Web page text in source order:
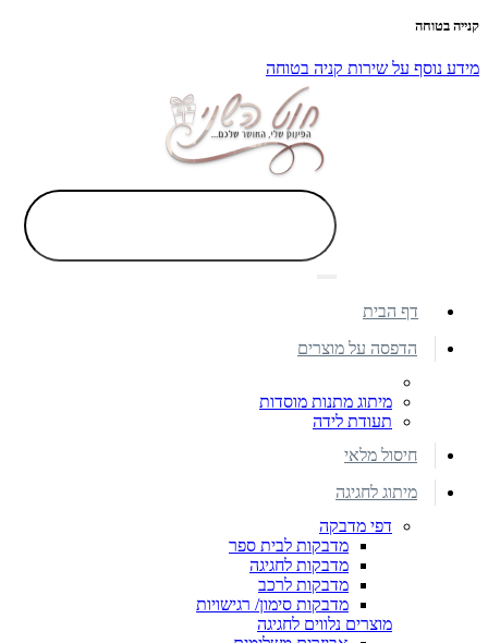
קנייה בטוחה
מידע נוסף על שירות קניה בטוחה
דף הבית
הדפסה על מוצרים
מיתוג מתנות מוסדות
תעודת לידה
חיסול מלאי
מיתוג לחגיגה
דפי מדבקה
מדבקות לבית ספר
מדבקות לחגיגה
מדבקות לרכב
מדבקות סימון/ רגישויות
מוצרים נלווים לחגיגה